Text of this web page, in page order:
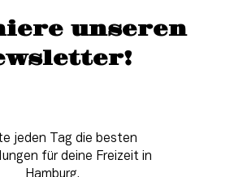
unseren
jeden Tag die besten
für deine Freizeit in
Hamburg.